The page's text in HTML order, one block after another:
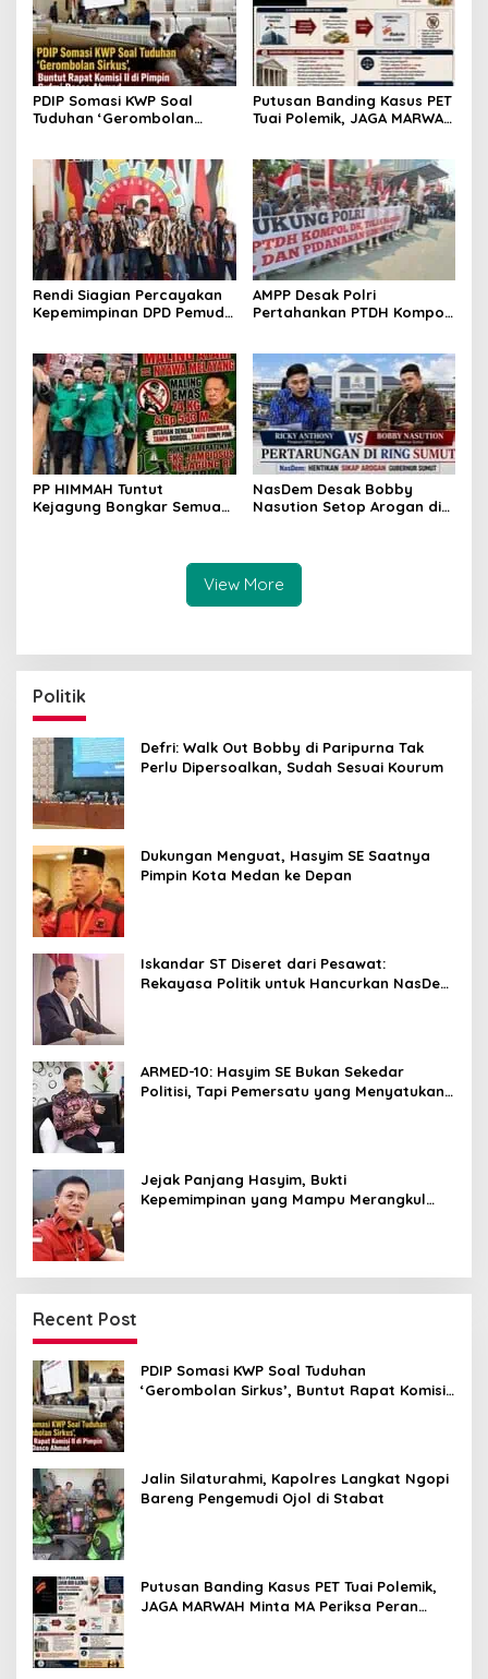
PDIP Somasi KWP Soal
Tuduhan ‘Gerombolan
Dasco Ahmad
Putusan Banding Kasus PET
Tuai Polemik, JAGA MARWAH
Rendi Siagian Percayakan
Kepemimpinan DPD Pemuda
Sembiring
AMPP Desak Polri
Pertahankan PTDH Kompol
PP HIMMAH Tuntut
Kejagung Bongkar Semua
NasDem Desak Bobby
Nasution Setop Arogan di
View More
Politik
Defri: Walk Out Bobby di Paripurna Tak
Perlu Dipersoalkan, Sudah Sesuai Kourum
Dukungan Menguat, Hasyim SE Saatnya
Pimpin Kota Medan ke Depan
Iskandar ST Diseret dari Pesawat:
Rekayasa Politik untuk Hancurkan NasDem
ARMED-10: Hasyim SE Bukan Sekedar
Politisi, Tapi Pemersatu yang Menyatukan
Jejak Panjang Hasyim, Bukti
Kepemimpinan yang Mampu Merangkul
Recent Post
PDIP Somasi KWP Soal Tuduhan
‘Gerombolan Sirkus’, Buntut Rapat Komisi
Jalin Silaturahmi, Kapolres Langkat Ngopi
Bareng Pengemudi Ojol di Stabat
Putusan Banding Kasus PET Tuai Polemik,
JAGA MARWAH Minta MA Periksa Peran